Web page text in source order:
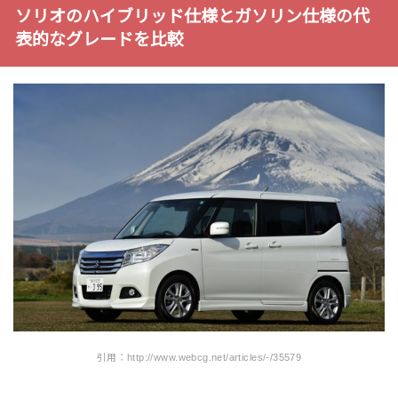
ソリオのハイブリッド仕様とガソリン仕様の代
表的なグレードを比較
引用：http://www.webcg.net/articles/-/35579